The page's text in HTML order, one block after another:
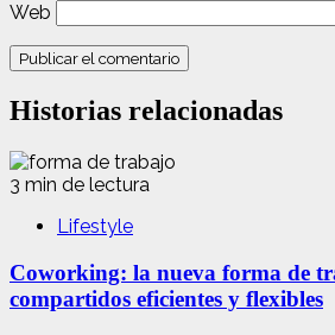
Web
Historias relacionadas
3 min de lectura
Lifestyle
Coworking: la nueva forma de
compartidos eficientes y flexibles